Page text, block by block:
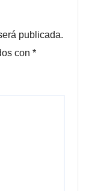
publicada.
con *